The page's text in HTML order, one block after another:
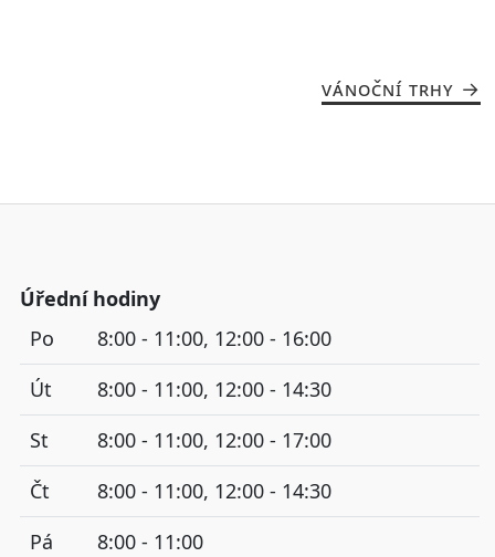
VÁNOČNÍ TRHY
Úřední hodiny
Po
8:00 - 11:00, 12:00 - 16:00
Út
8:00 - 11:00, 12:00 - 14:30
St
8:00 - 11:00, 12:00 - 17:00
Čt
8:00 - 11:00, 12:00 - 14:30
Pá
8:00 - 11:00